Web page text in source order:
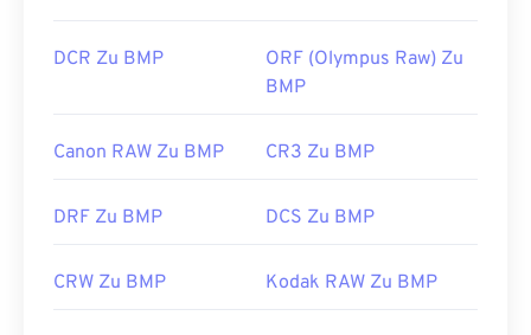
https://docs.microsoft.com/en-
DCR Zu BMP
ORF (Olympus Raw) Zu
BMP
Canon RAW Zu BMP CR3 Zu BMP
DRF Zu BMP DCS Zu BMP
CRW Zu BMP Kodak RAW Zu BMP